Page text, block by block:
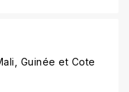
Guinée et Cote